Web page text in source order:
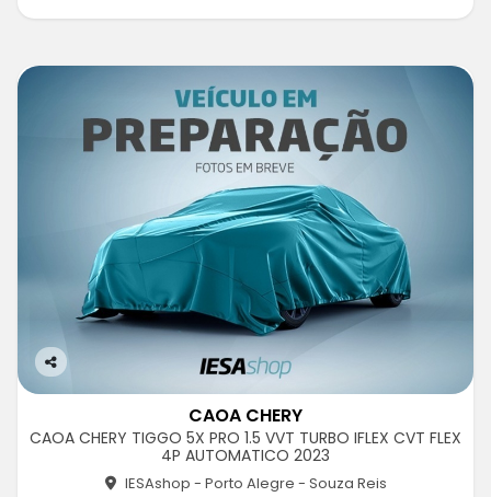
Co
rtil
CAOA CHERY
CAOA CHERY TIGGO 5X PRO 1.5 VVT TURBO IFLEX CVT FLEX
4P AUTOMATICO 2023
IESAshop - Porto Alegre - Souza Reis